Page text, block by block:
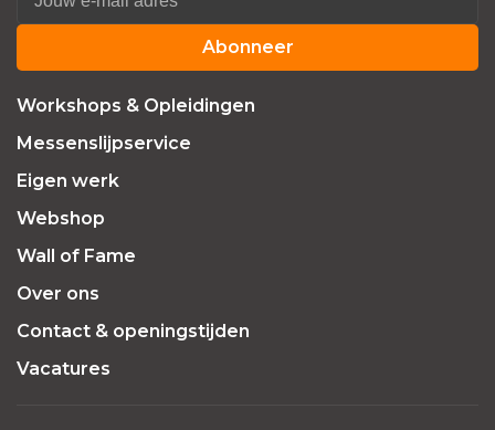
Abonneer
Workshops & Opleidingen
Messenslijpservice
Eigen werk
Webshop
Wall of Fame
Over ons
Contact & openingstijden
Vacatures